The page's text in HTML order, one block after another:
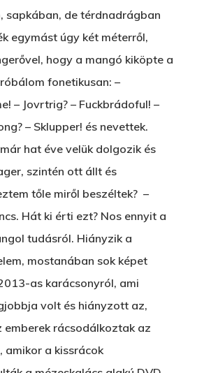
sapkában, de térdnadrágban
egymást úgy két méterről,
hogy a mangó kiköpte a
fonetikusan: –
– Jovrtrig? – Fuckbrádoful! –
– Sklupper! és nevettek.
hat éve velük dolgozik és
szintén ott állt és
tőle miről beszéltek? –
Hát ki érti ezt? Nos ennyit a
tudásról. Hiányzik a
mostanában sok képet
as karácsonyról, ami
volt és hiányzott az,
emberek rácsodálkoztak az
amikor a kissrácok
GYERE VELEM
KÖNYVESBOLTBA,
A „BECSÜLETES”